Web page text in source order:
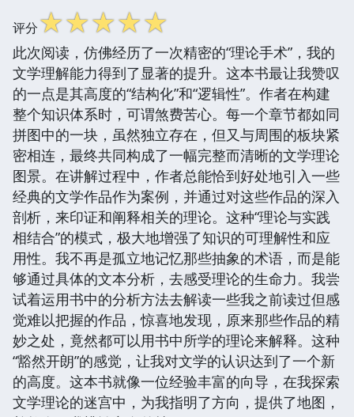
评分☆☆☆☆☆
此次阅读，仿佛经历了一次精密的“理论手术”，我的
文学理解能力得到了显著的提升。这本书最让我赞叹
的一点是其高度的“结构化”和“逻辑性”。作者在构建
整个知识体系时，可谓煞费苦心。每一个章节都如同
拼图中的一块，虽然独立存在，但又与周围的板块紧
密相连，最终共同构成了一幅完整而清晰的文学理论
图景。在讲解过程中，作者总能恰到好处地引入一些
经典的文学作品作为案例，并通过对这些作品的深入
剖析，来印证和阐释相关的理论。这种“理论与实践
相结合”的模式，极大地增强了知识的可理解性和应
用性。我不再是孤立地记忆那些抽象的术语，而是能
够通过具体的文本分析，去感受理论的生命力。我尝
试着运用书中的分析方法去解读一些我之前读过但感
觉难以把握的作品，惊喜地发现，原来那些作品的精
妙之处，竟然都可以用书中所学的理论来解释。这种
“豁然开朗”的感觉，让我对文学的认识达到了一个新
的高度。这本书就像一位经验丰富的向导，在我探索
文学理论的迷宫中，为我指明了方向，提供了地图，